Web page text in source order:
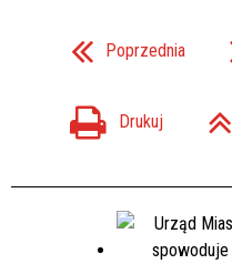
Poprzednia
Drukuj